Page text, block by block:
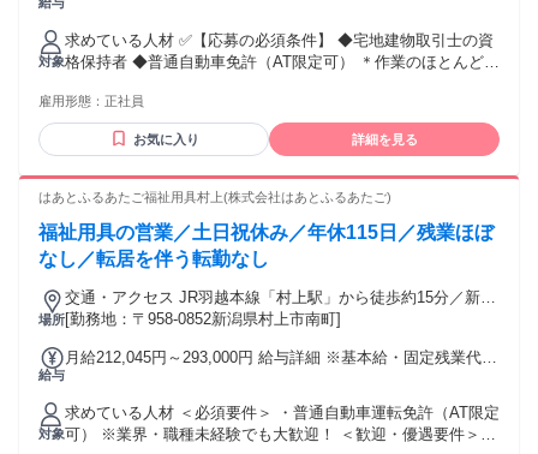
払われる通勤・皆勤・家族手当金額：あり 全員に一律で支払
われるその他手当金額：なし ※スキル・経験に応じてスター
ト給与を決定します。 （ご経験がある方は前職の給与も考
慮） 【手当】 ＜下記手当を別途支給します＞ ◆資格手当 ◆
い場合に支給） 【昇給】 あり／年1回 ※毎年全員が昇給して
います。 【賞与】 あり／年2回
対象
求めている人材 ✅【応募の必須条件】 ◆宅地建物取引士の資
格保持者 ◆普通自動車免許（AT限定可） ＊作業のほとんどを
りますが、 特別なスキルはなくても問題はありません。 ★宅
建資格があれば業務未経験もOK ★学歴不問 ＊女性の営業ス
タッフも多数活躍中です。 ✅【こんな方ならぜひ！】※必須
ある方 ～～～～～～～～ 社長メッセージ ～～～～～～～～
追い求めることです。 社是は「お客様に寄り添い、お客様の
お役に立ち、お客様に満足して頂けるよう、行動してまいり
すが、この考えに賛同して頂ける方を求めていますので、ご
応募をお待ちしております！ 年齢の条件と理由：あり（55歳
雇用形態： 正社員
お気に入り 詳細を見る
はあとふるあたご福祉用具村上(株式会社はあとふるあたご)
福祉用具の営業／土日祝休み／年休115日／残業ほぼ
なし／転居を伴う転勤なし
場所
交通・アクセス JR羽越本線「村上駅」から徒歩約15分／新潟
交通観光バス「南町」バス停から徒歩約3分
[勤務地：〒958-0852新潟県村上市南町]
給与
月給212,045円～293,000円 給与詳細 ※基本給・固定残業代・
代：あり 1ヶ月あたり2万7045円 〜 5万円（固定残業時間：1
ヶ月あたり20時間） 固定残業時間を超えた勤務時間について
は別途残業代を支給する 【一律手当】 全員に一律で支払われ
対象
求めている人材 ＜必須要件＞ ・普通自動車運転免許（AT限定
可） ※業界・職種未経験でも大歓迎！ ＜歓迎・優遇要件＞